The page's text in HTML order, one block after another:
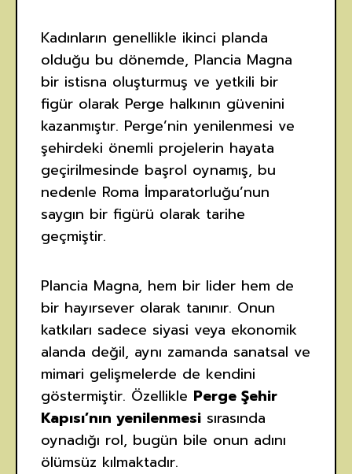
Kadınların genellikle ikinci planda
olduğu bu dönemde, Plancia Magna
bir istisna oluşturmuş ve yetkili bir
figür olarak Perge halkının güvenini
kazanmıştır. Perge’nin yenilenmesi ve
şehirdeki önemli projelerin hayata
geçirilmesinde başrol oynamış, bu
nedenle Roma İmparatorluğu’nun
saygın bir figürü olarak tarihe
geçmiştir.
Plancia Magna, hem bir lider hem de
bir hayırsever olarak tanınır. Onun
katkıları sadece siyasi veya ekonomik
alanda değil, aynı zamanda sanatsal ve
mimari gelişmelerde de kendini
göstermiştir. Özellikle Perge Şehir
Kapısı’nın yenilenmesi sırasında
oynadığı rol, bugün bile onun adını
ölümsüz kılmaktadır.